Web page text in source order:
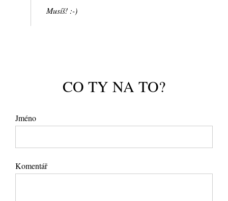
Musíš! :-)
CO TY NA TO?
Jméno
Komentář